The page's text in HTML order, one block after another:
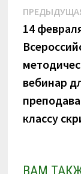
i
k
i
по
14
вебинар
классу
ВАМ